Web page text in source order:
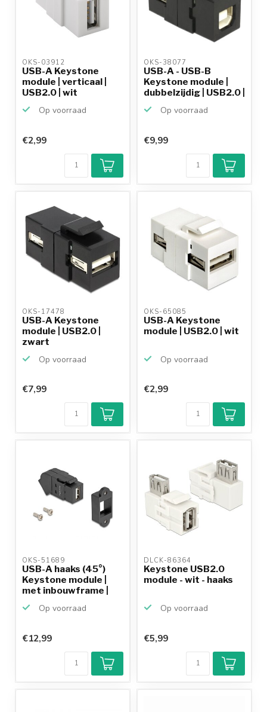
OKS-03912
USB-A Keystone
module | verticaal |
USB2.0 | wit
Op voorraad
€2,99
OKS-38077
USB-A - USB-B
Keystone module |
dubbelzijdig | USB2.0 |
Op voorraad
€9,99
OKS-17478
USB-A Keystone
module | USB2.0 |
zwart
Op voorraad
€7,99
OKS-65085
USB-A Keystone
module | USB2.0 | wit
Op voorraad
€2,99
OKS-51689
USB-A haaks (45°)
Keystone module |
met inbouwframe |
Op voorraad
€12,99
DLCK-86364
Keystone USB2.0
module - wit - haaks
Op voorraad
€5,99